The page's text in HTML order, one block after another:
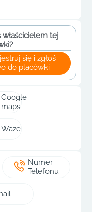
właścicielem tej
się i zgłoś
do placówki
Google
maps
Waze
Numer
Telefonu